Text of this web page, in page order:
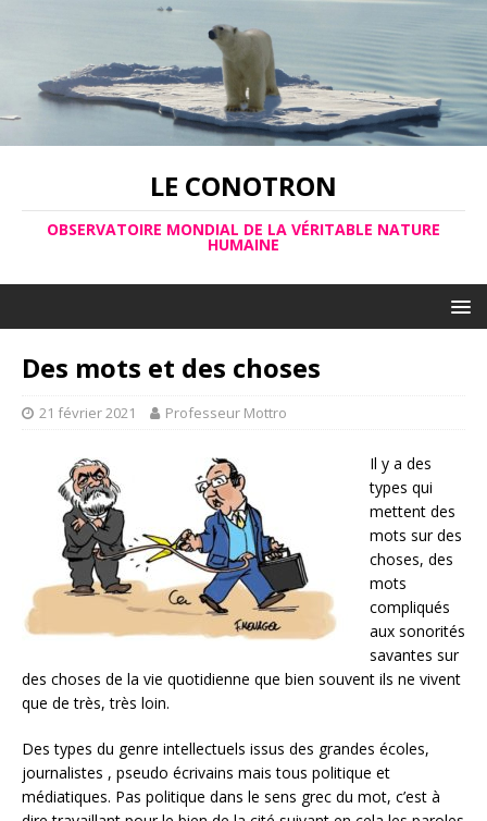
LE CONOTRON
OBSERVATOIRE MONDIAL DE LA VÉRITABLE NATURE
HUMAINE
Des mots et des choses
21 février 2021 Professeur Mottro
Il y a des
types qui
mettent des
mots sur des
choses, des
mots
compliqués
aux sonorités
savantes sur
des choses de la vie quotidienne que bien souvent ils ne vivent
que de très, très loin.
Des types du genre intellectuels issus des grandes écoles,
journalistes , pseudo écrivains mais tous politique et
médiatiques. Pas politique dans le sens grec du mot, c’est à